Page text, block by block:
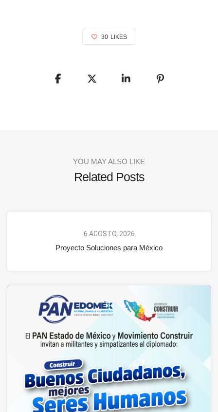
30 LIKES
YOU MAY ALSO LIKE
Related Posts
6 AGOSTO, 2026
Proyecto Soluciones para México